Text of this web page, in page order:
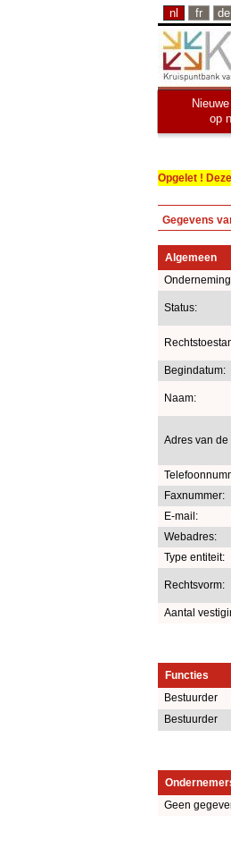
nl fr de
op
Opgelet !
Gegevens
Algemeen
Status:
Begindatum:
Naam:
Adres van de
Faxnummer:
E-mail:
Webadres:
Type entiteit:
Rechtsvorm:
Aantal
Functies
Bestuurder
Bestuurder
Geen